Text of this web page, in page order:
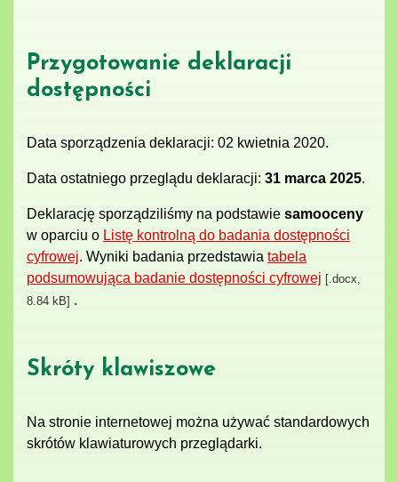
Przygotowanie deklaracji
dostępności
Data sporządzenia deklaracji: 02 kwietnia 2020.
Data ostatniego przeglądu deklaracji: 31 marca 2025.
Deklarację sporządziliśmy na podstawie samooceny
w oparciu o Listę kontrolną do badania dostępności
cyfrowej. Wyniki badania przedstawia tabela
podsumowująca badanie dostępności cyfrowej [.docx,
8.84 kB] .
Skróty klawiszowe
Na stronie internetowej można używać standardowych
skrótów klawiaturowych przeglądarki.